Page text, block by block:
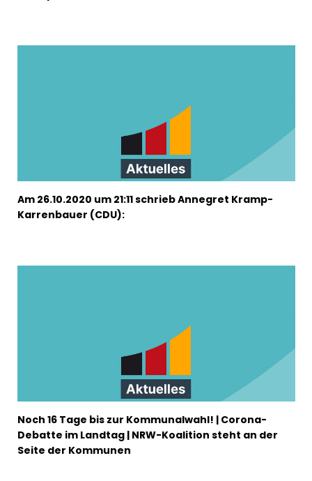
Am 26.10.2020 um 21:11 schrieb Annegret Kramp-
Karrenbauer (CDU):
Noch 16 Tage bis zur Kommunalwahl! | Corona-
Debatte im Landtag | NRW-Koalition steht an der
Seite der Kommunen